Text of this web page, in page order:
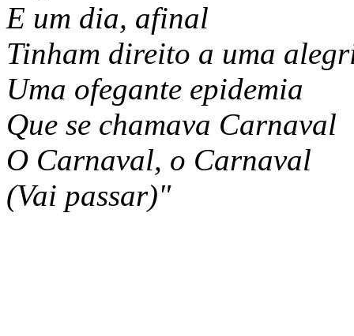
E um dia, afinal
Tinham direito a uma
Uma ofegante epidemia
Que se chamava Carnaval
O Carnaval, o Carnaval
(Vai passar)"